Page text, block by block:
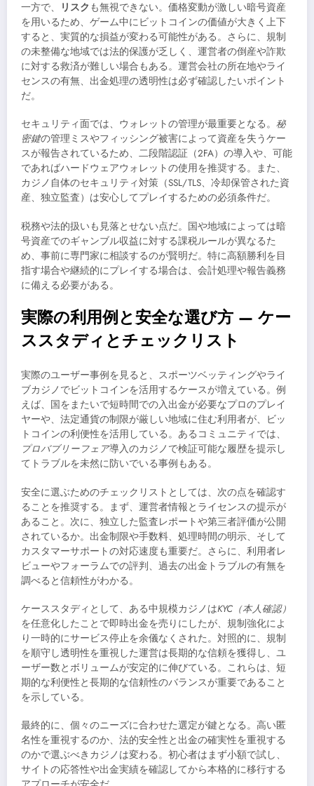
一方で、 リスク も無視できない。価格変動が激しい暗号資産
を用いるため、ゲーム中にビットコインの価値が大きく上下
すると、実質的な損益が変わる可能性がある。さらに、規制
の未整備な地域では法的保護が乏しく、運営者の倒産や詐欺
に対する救済が難しい場合もある。運営会社の所在地やライ
センスの有無、出金処理の透明性は必ず確認したいポイント
だ。
セキュリティ面では、ウォレットの管理が最重要となる。 秘
密鍵の管理ミスやフィッシング被害によって資産を失うケー
スが報告されているため、二段階認証（2FA）の導入や、可能
であればハードウェアウォレットの使用を推奨する。また、
カジノ自体のセキュリティ対策（SSL/TLS、冷却保管された資
産、独立監査）は安心してプレイするための必須条件だ。
税務や法的扱いも見落とせない点だ。国や地域によっては暗
号資産でのギャンブル収益に対する課税ルールが異なるた
め、事前に専門家に相談するのが賢明だ。特に高額勝利を目
指す場合や継続的にプレイする場合は、会計処理や報告義務
に備える必要がある。
実際の利用例と安全な選び方 — ケー
ススタディとチェックリスト
実際のユーザー事例を見ると、スポーツベッティングやライ
ブカジノでビットコインを活用するケースが増えている。例
えば、国をまたいで短時間での入出金が必要なプロのプレイ
ヤーや、法定通貨の制限が厳しい地域に住む利用者が、ビッ
トコインの利便性を活用している。あるコミュニティでは、
プロバブリーフェア導入のカジノで検証可能な履歴を提示し
てトラブルを未然に防いでいる事例もある。
安全に選ぶためのチェックリストとしては、次の点を確認す
ることを推奨する。まず、運営者情報とライセンスの提示が
あること。次に、独立した監査レポートや第三者評価が公開
されているか。出金制限や手数料、処理時間の明示、そして
カスタマーサポートの対応速度も重要だ。さらに、利用者レ
ビューやフォーラムでの評判、過去の出金トラブルの有無を
調べると信頼性がわかる。
ケーススタディとして、ある中規模カジノはKYC（本人確認）
を任意化したことで即時出金を売りにしたが、規制強化によ
り一時的にサービス停止を余儀なくされた。対照的に、規制
を順守し透明性を重視した運営は長期的な信頼を獲得し、ユ
ーザー数とボリュームが安定的に伸びている。これらは、短
期的な利便性と長期的な信頼性のバランスが重要であること
を示している。
最終的に、個々のニーズに合わせた選定が鍵となる。高い匿
名性を重視するのか、法的安全性と出金の確実性を重視する
のかで選ぶべきカジノは変わる。初心者はまず小額で試し、
サイトの応答性や出金実績を確認してから本格的に移行する